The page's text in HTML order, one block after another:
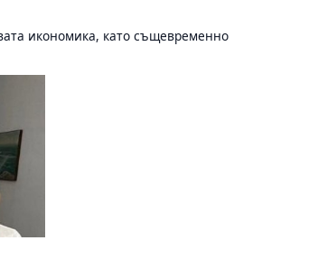
икономика, като същевременно